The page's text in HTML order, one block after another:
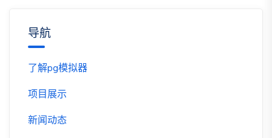
导航
了解pg模拟器
项目展示
新闻动态